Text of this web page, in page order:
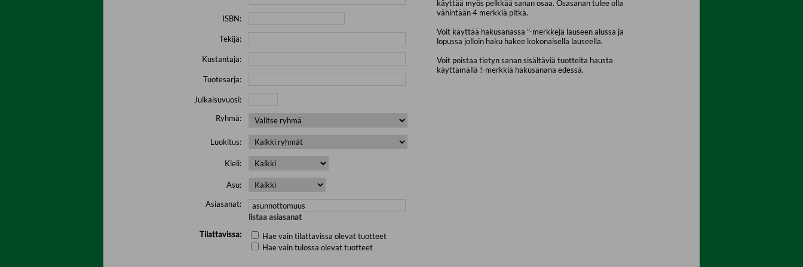
ISBN:
Tekijä:
Kustantaja:
Tuotesarja:
Julkaisuvuosi:
Ryhmä:
Luokitus:
Kieli:
Asu:
Asiasanat:
listaa asiasanat
Tilattavissa:
Hae vain tilattavissa olevat tuotteet
Hae vain tulossa olevat tuotteet
käyttää myös pelkkää sanan osaa. Osasanan tulee olla
vähintään 4 merkkiä pitkä.
Voit käyttää hakusanassa "-merkkejä lauseen alussa ja
lopussa jolloin haku hakee kokonaisella lauseella.
Voit poistaa tietyn sanan sisältäviä tuotteita hausta
käyttämällä !-merkkiä hakusanana edessä.